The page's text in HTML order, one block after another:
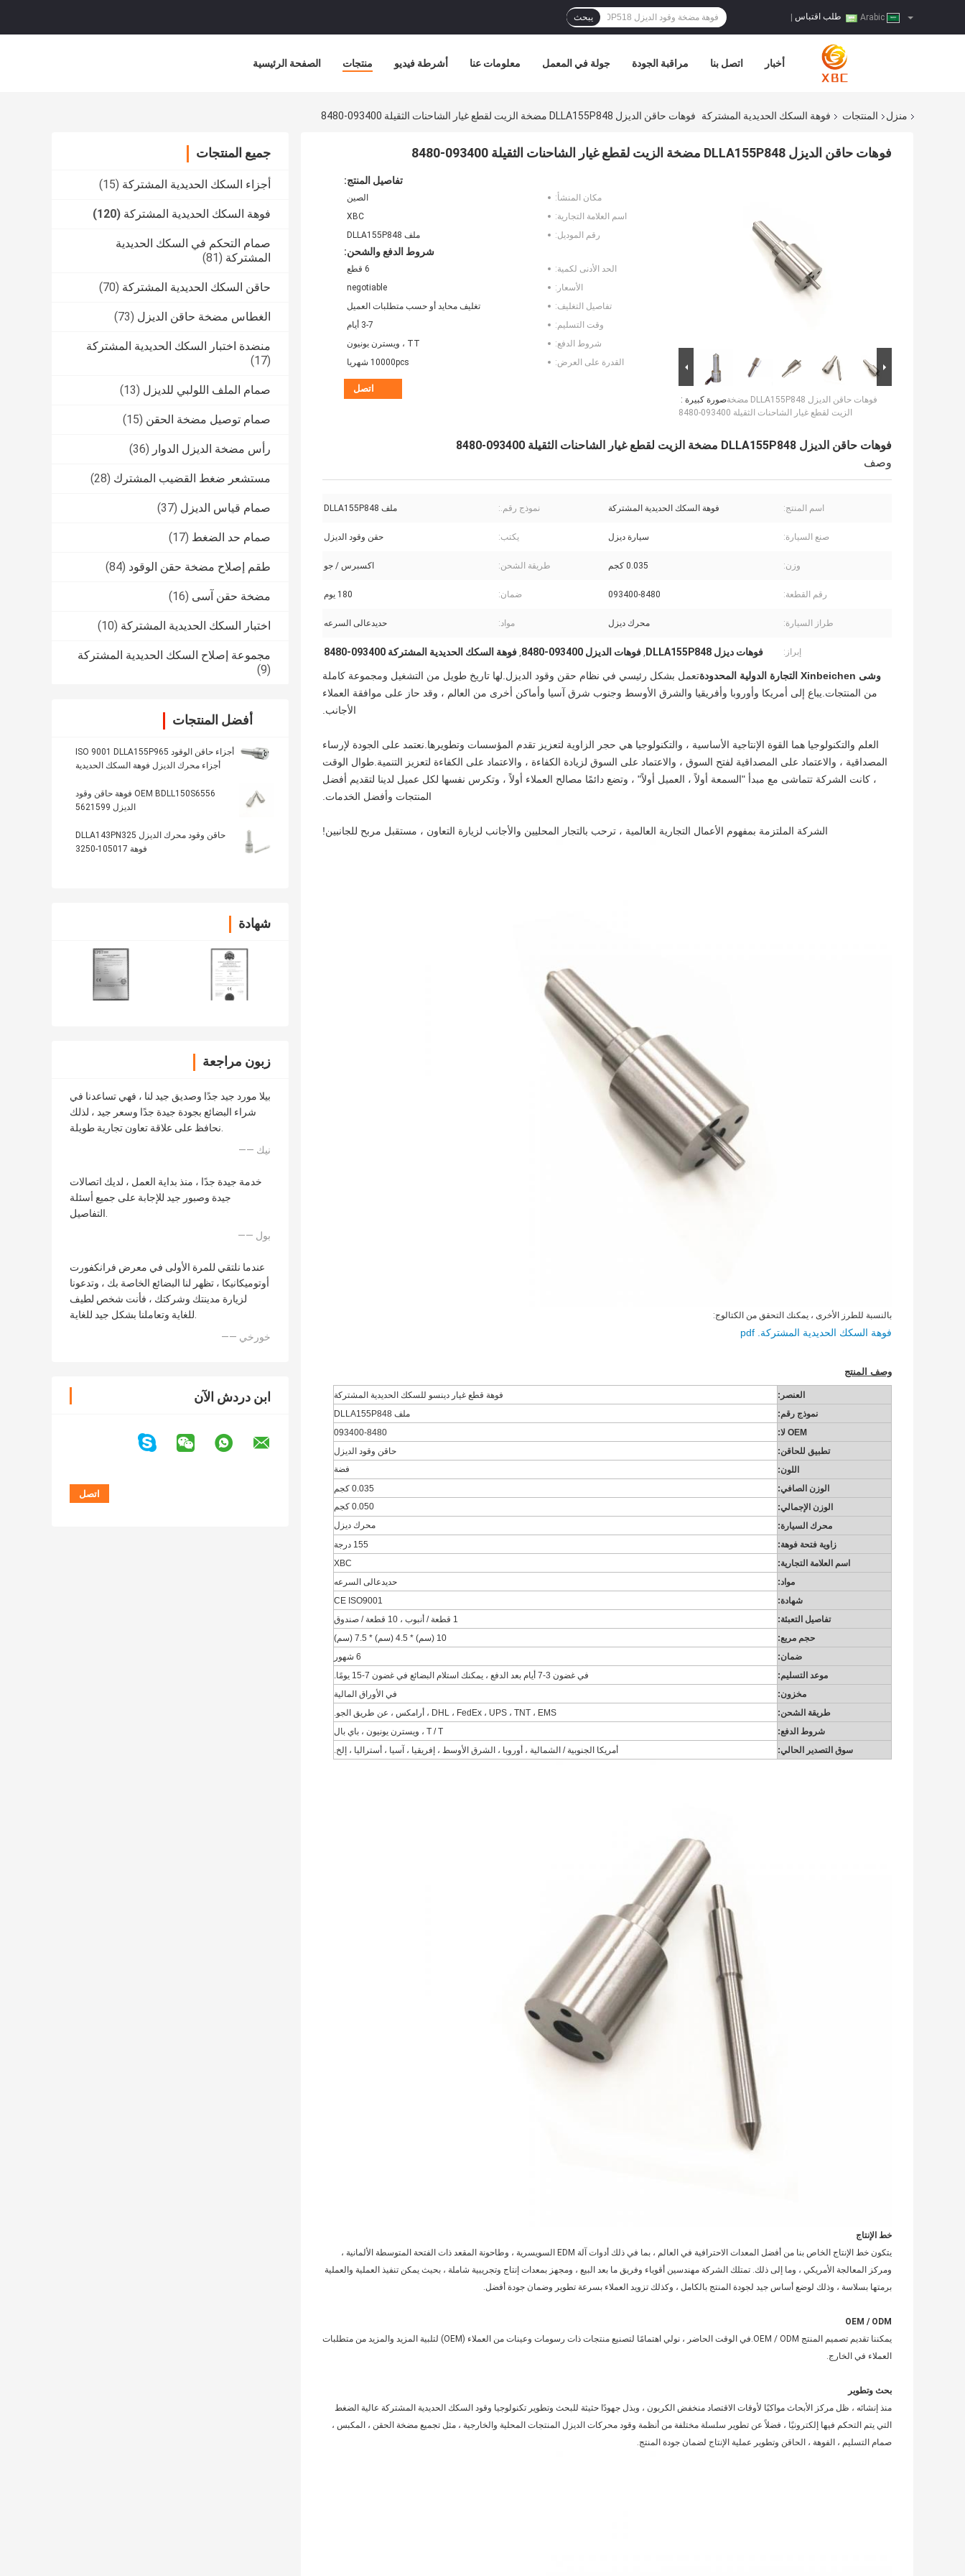
طلب اقتباس يبحث
الصفحة الرئيسية منتجات أشرطة فيديو معلومات عنا جولة في المعمل مراقبة الجودة اتصل بنا أخبار
منزل المنتجات فوهة السكك الحديدية المشتركة فوهات حاقن الديزل DLLA155P848 مضخة الزيت لقطع غيار الشاحنات الثقيلة 093400-8480
جميع المنتجات
أجزاء السكك الحديدية المشتركة (15)
فوهة السكك الحديدية المشتركة (120)
صمام التحكم في السكك الحديدية
المشتركة (81)
حاقن السكك الحديدية المشتركة (70)
الغطاس مضخة حاقن الديزل (73)
منضدة اختبار السكك الحديدية المشتركة
(17)
صمام الملف اللولبي للديزل (13)
صمام توصيل مضخة الحقن (15)
رأس مضخة الديزل الدوار (36)
مستشعر ضغط القضيب المشترك (28)
صمام قياس الديزل (37)
صمام حد الضغط (17)
طقم إصلاح مضخة حقن الوقود (84)
مضخة حقن آسى (16)
اختبار السكك الحديدية المشتركة (10)
مجموعة إصلاح السكك الحديدية المشتركة
(9)
أفضل المنتجات
أجزاء حاقن الوقود ISO 9001 DLLA155P965
أجزاء محرك الديزل فوهة السكك الحديدية
OEM BDLL150S6556 فوهة حاقن وقود
الديزل 5621599
حاقن وقود محرك الديزل DLLA143PN325
فوهة 105017-3250
شهادة
زبون مراجعة
بيلا مورد جيد جدًا وصديق جيد لنا ، فهي تساعدنا في
شراء البضائع بجودة جيدة جدًا وسعر جيد ، لذلك
نحافظ على علاقة تعاون تجارية طويلة.
—— نيك
خدمة جيدة جدًا ، منذ بداية العمل ، لديك اتصالات
جيدة وصبور جيد للإجابة على جميع أسئلة
التفاصيل.
—— بول
عندما نلتقي للمرة الأولى في معرض فرانكفورت
أوتوميكانيكا ، تظهر لنا البضائع الخاصة بك ، وتدعونا
لزيارة مدينتك وشركتك ، فأنت شخص لطيف
للغاية وتعاملنا بشكل جيد للغاية.
—— خورخي
ابن دردش الآن
فوهات حاقن الديزل DLLA155P848 مضخة الزيت لقطع غيار الشاحنات الثقيلة 093400-8480
صورة كبيرة :فوهات حاقن الديزل DLLA155P848 مضخة
الزيت لقطع غيار الشاحنات الثقيلة 093400-8480
تفاصيل المنتج:
مكان المنشأ:
الصين
اسم العلامة التجارية:
XBC
رقم الموديل:
ملف DLLA155P848
شروط الدفع والشحن:
الحد الأدنى لكمية:
6 قطع
الأسعار:
negotiable
تفاصيل التغليف:
تغليف محايد أو حسب متطلبات العميل
وقت التسليم:
3-7 أيام
شروط الدفع:
TT ، ويسترن يونيون
القدرة على العرض:
10000pcs شهريا
اتصل
فوهات حاقن الديزل DLLA155P848 مضخة الزيت لقطع غيار الشاحنات الثقيلة 093400-8480
وصف
اسم المنتج: فوهة السكك الحديدية المشتركة نموذج رقم.: ملف DLLA155P848
صنع السيارة: سيارة ديزل يكتب: حقن وقود الديزل
وزن: 0.035 كجم طريقة الشحن: اكسبرس / جو
رقم القطعة: 093400-8480 ضمان: 180 يوم
طراز السيارة: محرك ديزل مواد: حديدعالى السرعه
إبراز: فوهات ديزل DLLA155P848 , فوهات الديزل 093400-8480 , فوهة السكك الحديدية المشتركة 093400-8480
وشى Xinbeichen التجارة الدولية المحدودة
تعمل بشكل رئيسي في نظام حقن وقود الديزل.لها تاريخ طويل من التشغيل ومجموعة كاملة
من المنتجات.يباع إلى أمريكا وأوروبا وأفريقيا والشرق الأوسط وجنوب شرق آسيا وأماكن أخرى من العالم ، وقد حاز على موافقة العملاء
الأجانب.
العلم والتكنولوجيا هما القوة الإنتاجية الأساسية ، والتكنولوجيا هي حجر الزاوية لتعزيز تقدم المؤسسات وتطويرها.نعتمد على الجودة لإرساء
المصداقية ، والاعتماد على المصداقية لفتح السوق ، والاعتماد على السوق لزيادة الكفاءة ، والاعتماد على الكفاءة لتعزيز التنمية.طوال الوقت
، كانت الشركة تتماشى مع مبدأ "السمعة أولاً ، العميل أولاً" ، وتضع دائمًا مصالح العملاء أولاً ، وتكرس نفسها لكل عميل لدينا لتقديم أفضل
المنتجات وأفضل الخدمات.
الشركة الملتزمة بمفهوم الأعمال التجارية العالمية ، ترحب بالتجار المحليين والأجانب لزيارة التعاون ، مستقبل مربح للجانبين!
بالنسبة للطرز الأخرى ، يمكنك التحقق من الكتالوج:
فوهة السكك الحديدية المشتركة. pdf
وصف المنتج
العنصر:
فوهة قطع غيار دينسو للسكك الحديدية المشتركة
نموذج رقم:
ملف DLLA155P848
OEM لا:
093400-8480
تطبيق للحاقن:
حاقن وقود الديزل
اللون:
فضة
الوزن الصافي: 0.035 كجم
الوزن الإجمالي: 0.050 كجم
محرك السيارة: محرك ديزل
زاوية فتحة فوهة:
155 درجة
اسم العلامة التجارية:
XBC
مواد:
حديدعالى السرعه
شهادة:
CE ISO9001
تفاصيل التعبئة:
1 قطعة / أنبوب ، 10 قطعة / صندوق
حجم مربع:
10 (سم) * 4.5 (سم) * 7.5 (سم)
ضمان:
6 شهور
موعد التسليم:
في غضون 3-7 أيام بعد الدفع ، يمكنك استلام البضائع في غضون 7-15 يومًا.
مخزون:
في الأوراق المالية
طريقة الشحن:
DHL ، FedEx ، UPS ، TNT ، EMS ، أرامكس ، عن طريق الجو.
شروط الدفع:
T / T ، ويسترن يونيون ، باي بال
سوق التصدير الحالي:
أمريكا الجنوبية / الشمالية ، أوروبا ، الشرق الأوسط ، إفريقيا ، آسيا ، أستراليا ، إلخ.
خط الإنتاج
يتكون خط الإنتاج الخاص بنا من أفضل المعدات الاحترافية في العالم ، بما في ذلك أدوات آلة EDM السويسرية ، وطاحونة المقعد ذات الفتحة المتوسطة الألمانية ،
ومركز المعالجة الأمريكي ، وما إلى ذلك. تمتلك الشركة مهندسين أقوياء وفريق ما بعد البيع ، ومجهز بمعدات إنتاج وتجريبية شاملة ، بحيث يمكن تنفيذ العملية والعملية
برمتها بسلاسة ، وذلك لوضع أساس جيد لجودة المنتج بالكامل ، وكذلك تزويد العملاء بسرعة تطوير وضمان جودة أفضل.
OEM / ODM
يمكننا تقديم تصميم المنتج OEM / ODM.في الوقت الحاضر ، نولي اهتمامًا لتصنيع منتجات ذات رسومات وعينات من العملاء (OEM) لتلبية المزيد والمزيد من متطلبات
العملاء في الخارج.
بحث وتطوير
منذ إنشائه ، ظل مركز الأبحاث مواكبًا لأوقات الاقتصاد منخفض الكربون ، وبذل جهودًا حثيثة للبحث وتطوير تكنولوجيا وقود السكك الحديدية المشتركة عالية الضغط
التي يتم التحكم فيها إلكترونيًا ، فضلاً عن تطوير سلسلة مختلفة من أنظمة وقود محركات الديزل المنتجات المحلية والخارجية ، مثل تجميع مضخة الحقن ، المكبس ،
صمام التسليم ، الفوهة ، الحاقن وتطوير عملية الإنتاج لضمان جودة المنتج.